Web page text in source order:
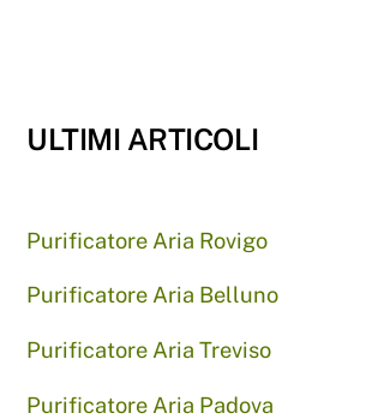
ULTIMI ARTICOLI
Purificatore Aria Rovigo
Purificatore Aria Belluno
Purificatore Aria Treviso
Purificatore Aria Padova